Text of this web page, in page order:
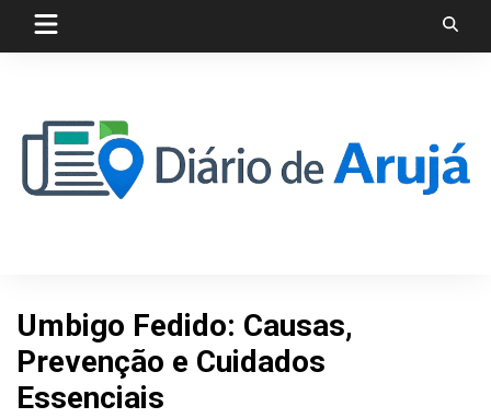
Umbigo Fedido: Causas,
Prevenção e Cuidados
Essenciais